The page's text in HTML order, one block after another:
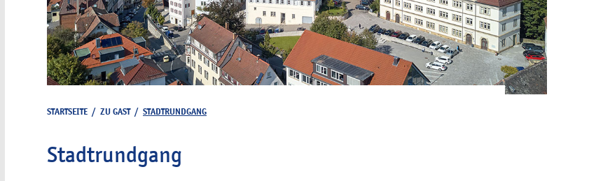
STARTSEITE / ZU GAST/ STADTRUNDGANG
Stadtrundgang